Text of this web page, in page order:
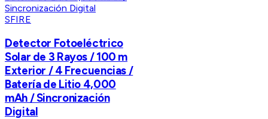
SFIRE
Detector Fotoeléctrico
Solar de 3 Rayos / 100 m
Exterior / 4 Frecuencias /
Batería de Litio 4,000
mAh / Sincronización
Digital